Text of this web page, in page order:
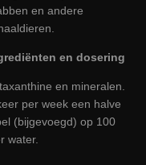
en andere
en dosering
en mineralen.
per week een halve
(bijgevoegd) op 100
water.